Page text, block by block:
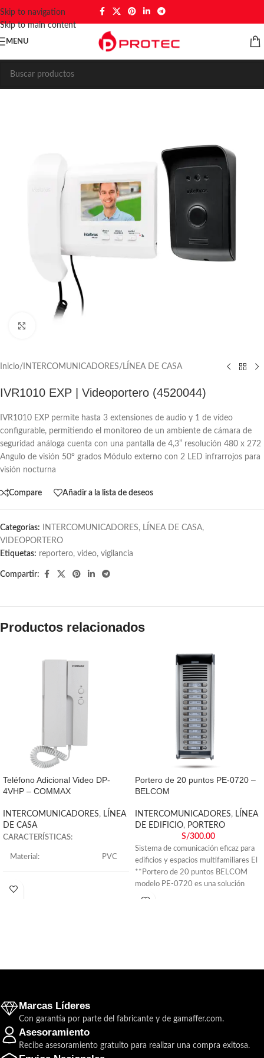
Skip to navigation
Skip to main content
MENU
Inicio/ INTERCOMUNICADORES/ LÍNEA DE CASA
IVR1010 EXP | Videoportero (4520044)
IVR1010 EXP permite hasta 3 extensiones de audio y 1 de vídeo
configurable, permitiendo el monitoreo de un ambiente de cámara de
seguridad análoga cuenta con una pantalla de 4,3” resolución 480 x 272
Angulo de visión 50° grados Módulo externo con 2 LED infrarrojos para
visión nocturna
Compare Añadir a la lista de deseos
Categorías: INTERCOMUNICADORES, LÍNEA DE CASA,
VIDEOPORTERO
Etiquetas: reportero, video, vigilancia
Compartir:
Productos relacionados
Teléfono Adicional Video DP-
4VHP – COMMAX
INTERCOMUNICADORES, LÍNEA
DE CASA
CARACTERÍSTICAS:
Material: PVC
Garantía:
Color: Blanco
Largo:
Incluye:
Portero de 20 puntos PE-0720 –
BELCOM
INTERCOMUNICADORES, LÍNEA
DE EDIFICIO, PORTERO
S/300.00
Sistema de comunicación eficaz para
edificios y espacios multifamiliares El
**Portero de 20 puntos BELCOM
modelo PE-0720 es una solución
Marcas Líderes
Con garantía por parte del fabricante y de gamaffer.com.
Asesoramiento
Recibe asesoramiento gratuito para realizar una compra exitosa.